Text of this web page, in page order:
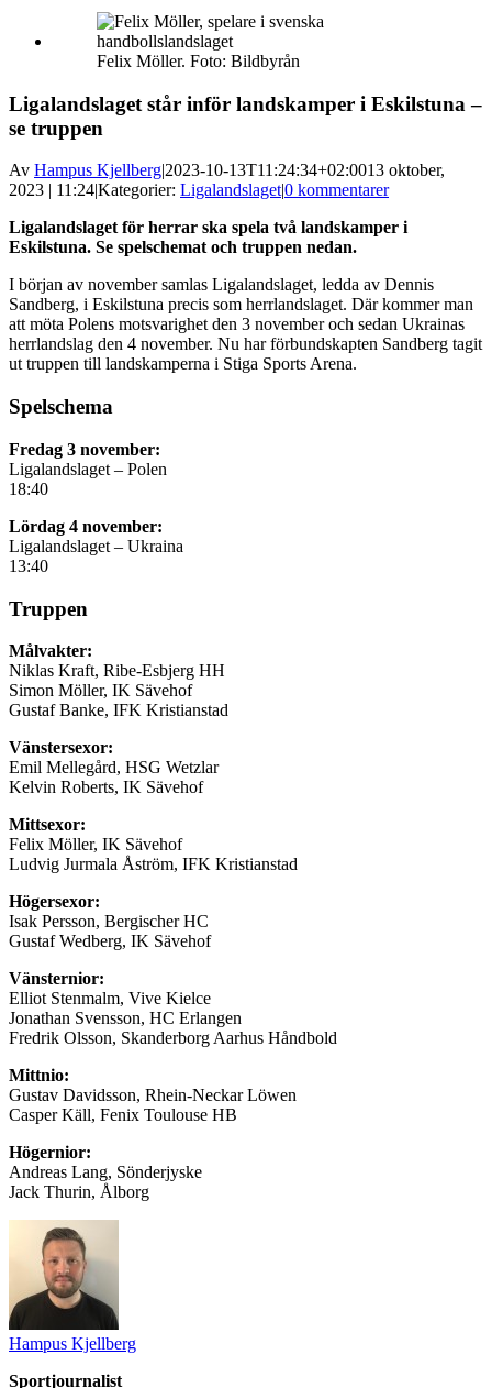
Felix Möller. Foto: Bildbyrån
Ligalandslaget står inför landskamper i Eskilstuna –
se truppen
Av Hampus Kjellberg|2023-10-13T11:24:34+02:0013 oktober,
2023 | 11:24|Kategorier: Ligalandslaget|0 kommentarer
Ligalandslaget för herrar ska spela två landskamper i
Eskilstuna. Se spelschemat och truppen nedan.
I början av november samlas Ligalandslaget, ledda av Dennis
Sandberg, i Eskilstuna precis som herrlandslaget. Där kommer man
att möta Polens motsvarighet den 3 november och sedan Ukrainas
herrlandslag den 4 november. Nu har förbundskapten Sandberg tagit
ut truppen till landskamperna i Stiga Sports Arena.
Spelschema
Fredag 3 november:
Ligalandslaget – Polen
18:40
Lördag 4 november:
Ligalandslaget – Ukraina
13:40
Truppen
Målvakter:
Niklas Kraft, Ribe-Esbjerg HH
Simon Möller, IK Sävehof
Gustaf Banke, IFK Kristianstad
Vänstersexor:
Emil Mellegård, HSG Wetzlar
Kelvin Roberts, IK Sävehof
Mittsexor:
Felix Möller, IK Sävehof
Ludvig Jurmala Åström, IFK Kristianstad
Högersexor:
Isak Persson, Bergischer HC
Gustaf Wedberg, IK Sävehof
Vänsternior:
Elliot Stenmalm, Vive Kielce
Jonathan Svensson, HC Erlangen
Fredrik Olsson, Skanderborg Aarhus Håndbold
Mittnio:
Gustav Davidsson, Rhein-Neckar Löwen
Casper Käll, Fenix Toulouse HB
Högernior:
Andreas Lang, Sönderjyske
Jack Thurin, Ålborg
Hampus Kjellberg
Sportjournalist